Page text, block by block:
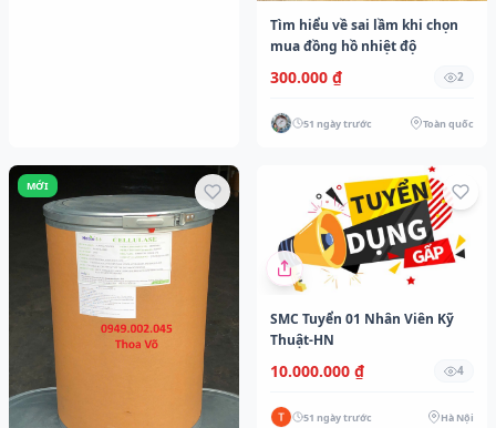
Tìm hiểu về sai lầm khi chọn
mua đồng hồ nhiệt độ
300.000 ₫ 2
51 ngày trước Toàn quốc
MỚI
SMC Tuyển 01 Nhân Viên Kỹ
Thuật-HN
10.000.000 ₫ 4
51 ngày trước Hà Nội